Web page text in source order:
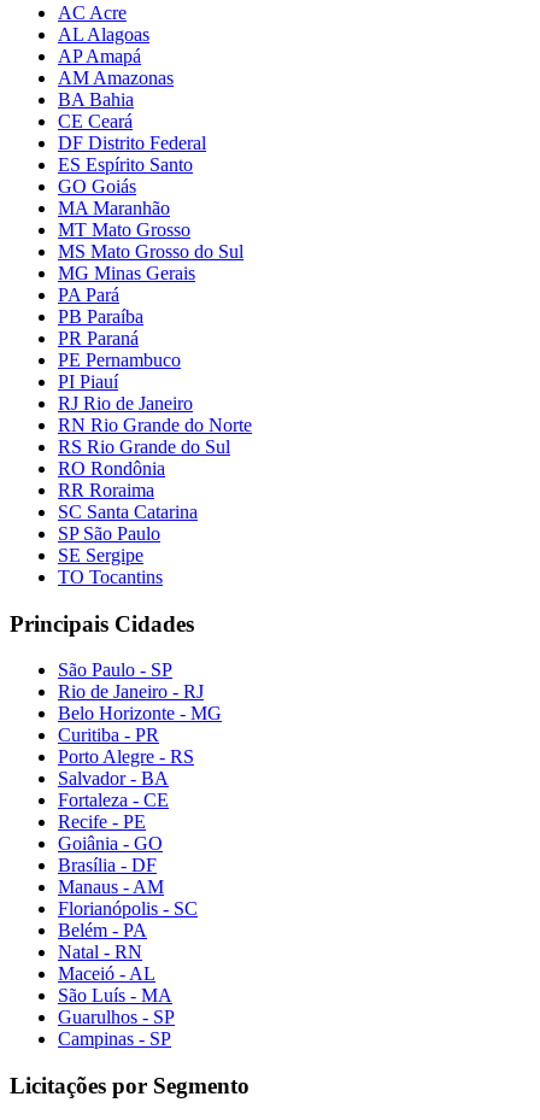
AC Acre
AL Alagoas
AP Amapá
AM Amazonas
BA Bahia
CE Ceará
DF Distrito Federal
ES Espírito Santo
GO Goiás
MA Maranhão
MT Mato Grosso
MS Mato Grosso do Sul
MG Minas Gerais
PA Pará
PB Paraíba
PR Paraná
PE Pernambuco
PI Piauí
RJ Rio de Janeiro
RN Rio Grande do Norte
RS Rio Grande do Sul
RO Rondônia
RR Roraima
SC Santa Catarina
SP São Paulo
SE Sergipe
TO Tocantins
Principais Cidades
São Paulo - SP
Rio de Janeiro - RJ
Belo Horizonte - MG
Curitiba - PR
Porto Alegre - RS
Salvador - BA
Fortaleza - CE
Recife - PE
Goiânia - GO
Brasília - DF
Manaus - AM
Florianópolis - SC
Belém - PA
Natal - RN
Maceió - AL
São Luís - MA
Guarulhos - SP
Campinas - SP
Licitações por Segmento